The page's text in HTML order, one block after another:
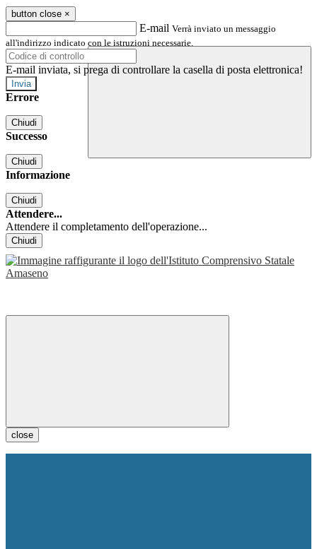
button close ×
E-mail Verrà inviato un messaggio
all'indirizzo indicato con le istruzioni necessarie.
E-mail inviata, si prega di controllare la casella di posta elettronica!
Errore
Chiudi
Successo
Chiudi
Informazione
Chiudi
Attendere...
Attendere il completamento dell'operazione...
Chiudi
close